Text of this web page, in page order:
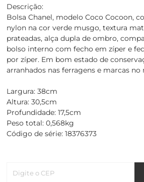
Descrição:
Bolsa Chanel, modelo Coco Cocoon,
nylon na cor verde musgo, textura
prateadas, alça dupla de ombro,
bolso interno com fecho em zíper e
por zíper. Em bom estado de
arranhados nas ferragens e marcas no
Largura: 38cm
Altura: 30,5cm
Profundidade: 17,5cm
Peso total: 0,568kg
Código de série: 18376373
Digite o CEP